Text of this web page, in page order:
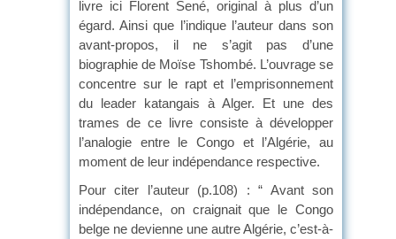
livre ici Florent Sené, original à plus d’un
égard. Ainsi que l’indique l’auteur dans son
avant-propos, il ne s’agit pas d’une
biographie de Moïse Tshombé. L’ouvrage se
concentre sur le rapt et l’emprisonnement
du leader katangais à Alger. Et une des
trames de ce livre consiste à développer
l’analogie entre le Congo et l’Algérie, au
moment de leur indépendance respective.
Pour citer l’auteur (p.108) : “ Avant son
indépendance, on craignait que le Congo
belge ne devienne une autre Algérie, c’est-à-